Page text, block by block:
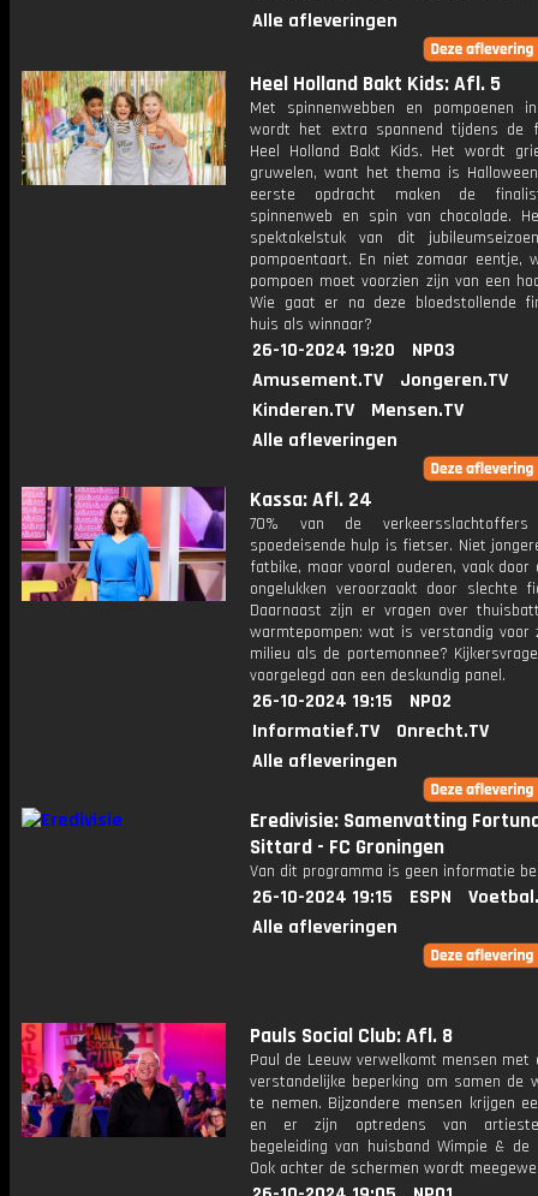
Alle afleveringen
Heel Holland Bakt Kids: Afl. 5
Met spinnenwebben en pompoenen
wordt het extra spannend tijdens de
Heel Holland Bakt Kids. Het wordt
gruwelen, want het thema is
eerste opdracht maken de
spinnenweb en spin van chocolade.
spektakelstuk van dit
pompoentaart. En niet zomaar eentje,
pompoen moet voorzien zijn van een
Wie gaat er na deze bloedstollende
huis als winnaar?
26-10-2024 19:20
NPO3
Amusement.TV
Jongeren.TV
Kinderen.TV
Mensen.TV
Alle afleveringen
Kassa: Afl. 24
70% van de
spoedeisende hulp is fietser. Niet
fatbike, maar vooral ouderen, vaak door
ongelukken veroorzaakt door slechte
Daarnaast zijn er vragen over
warmtepompen: wat is verstandig voor
milieu als de portemonnee?
voorgelegd aan een deskundig panel.
26-10-2024 19:15
NPO2
Informatief.TV
Onrecht.TV
Alle afleveringen
Eredivisie: Samenvatting
Sittard - FC Groningen
Van dit programma is geen informatie
26-10-2024 19:15 ESPN
Alle afleveringen
Pauls Social Club: Afl. 8
Paul de Leeuw verwelkomt mensen met
verstandelijke beperking om samen de
te nemen. Bijzondere mensen krijgen
en er zijn optredens van
begeleiding van huisband Wimpie & de
Ook achter de schermen wordt